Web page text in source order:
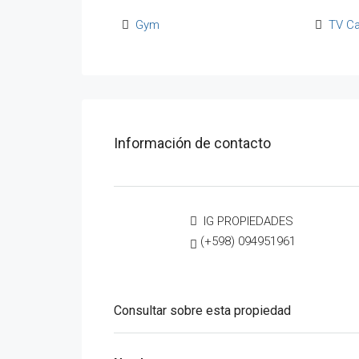
Gym TV
Información de contacto
IG PROPIEDADES
(+598) 094951961
Consultar sobre esta propiedad